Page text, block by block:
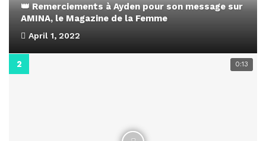
👑 Remerciements à Ayden pour son message sur
AMINA, le Magazine de la Femme
April 1, 2022
0:13